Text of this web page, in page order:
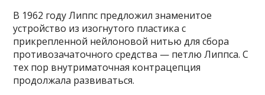
В 1962 году Липпс предложил знаменитое
устройство из изогнутого пластика с
прикрепленной нейлоновой нитью для сбора
противозачаточного средства — петлю Липпса. С
тех пор внутриматочная контрацепция
продолжала развиваться.